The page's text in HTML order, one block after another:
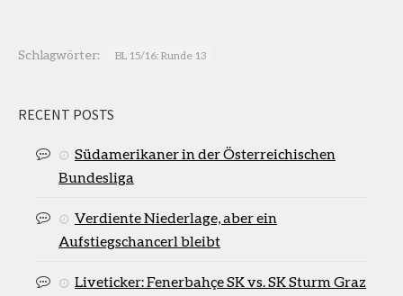
Schlagwörter: BL 15/16: Runde 13
RECENT POSTS
Südamerikaner in der Österreichischen
Bundesliga
Verdiente Niederlage, aber ein
Aufstiegschancerl bleibt
Liveticker: Fenerbahçe SK vs. SK Sturm Graz